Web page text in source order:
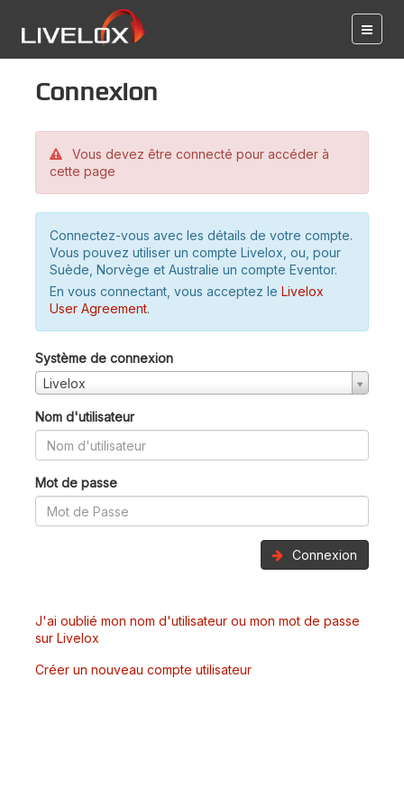
Connexion
Vous devez être connecté pour accéder à
cette page
Connectez-vous avec les détails de votre compte.
Vous pouvez utiliser un compte Livelox, ou, pour
Suède, Norvège et Australie un compte Eventor.
En vous connectant, vous acceptez le Livelox
User Agreement.
Système de connexion
Livelox
Nom d'utilisateur
Mot de passe
Connexion
J'ai oublié mon nom d'utilisateur ou mon mot de passe
sur Livelox
Créer un nouveau compte utilisateur